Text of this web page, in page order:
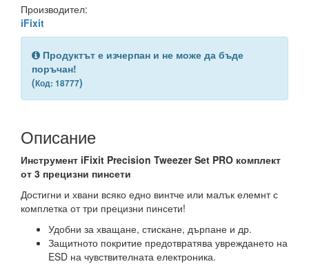
Производител:
iFixit
Продуктът е изчерпан и не може да бъде
поръчан!
(Код: 18777)
Описание
Инструмент iFixit Precision Tweezer Set PRO комплект
от 3 прецизни пинсети
Достигни и хвани всяко едно винтче или малък елемнт с
комплетка от три прецизни пинсети!
Удобни за хващане, стискане, дърпане и др.
Защитното покритие предотвратява увреждането на
ESD на чувствителната електроника.